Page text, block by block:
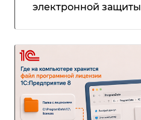
электронной защиты